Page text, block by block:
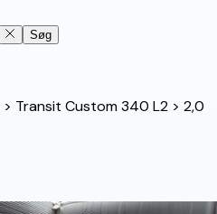
Søg
> Transit Custom 340 L2 > 2,0